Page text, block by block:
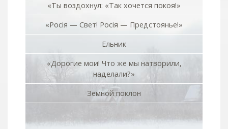
«Ты воздохнул: «Так хочется покоя!»
«Росiя — Свет! Росiя — Предстоянье!»
Ельник
«Дорогие мои! Что же мы натворили,
наделали?»
Земной поклон